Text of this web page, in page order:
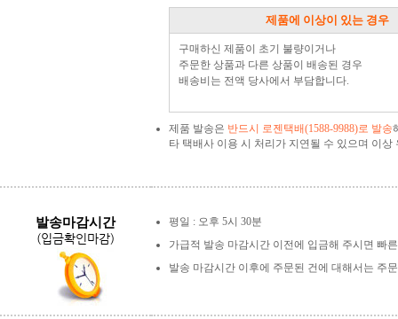
제품에 이상이 있는 경우
구매하신 제품이 초기 불량이거나
주문한 상품과 다른 상품이 배송된 경우
배송비는 전액 당사에서 부담합니다.
제품 발송은 반드시 로젠택배(1588-9988)로 발송
타 택배사 이용 시 처리가 지연될 수 있으며 이
발송마감시간
(입금확인마감)
평일 : 오후 5시 30분
가급적 발송 마감시간 이전에 입금해 주시면 빠
발송 마감시간 이후에 주문된 건에 대해서는 주